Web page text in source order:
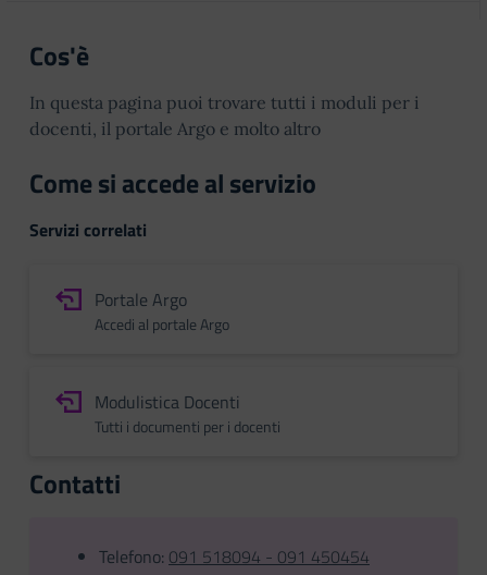
Cos'è
In questa pagina puoi trovare tutti i moduli per i
docenti, il portale Argo e molto altro
Come si accede al servizio
Servizi correlati
Portale Argo
Accedi al portale Argo
Modulistica Docenti
Tutti i documenti per i docenti
Contatti
Telefono: 091 518094 - 091 450454